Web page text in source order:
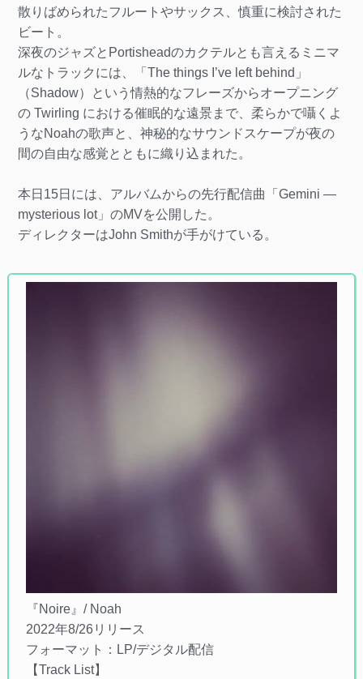
散りばめられたフルートやサックス、慎重に検討された
ビート。
深夜のジャズとPortisheadのカクテルとも言えるミニマ
ルなトラックには、「The things I’ve left behind」
（Shadow）という情熱的なフレーズからオープニング
の Twirling における催眠的な遠景まで、柔らかで囁くよ
うなNoahの歌声と、神秘的なサウンドスケープが夜の
間の自由な感覚とともに織り込まれた。
本日15日には、アルバムからの先行配信曲「Gemini —
mysterious lot」のMVを公開した。
ディレクターはJohn Smithが手がけている。
『Noire』/ Noah
2022年8/26リリース
フォーマット：LP/デジタル配信
【Track List】